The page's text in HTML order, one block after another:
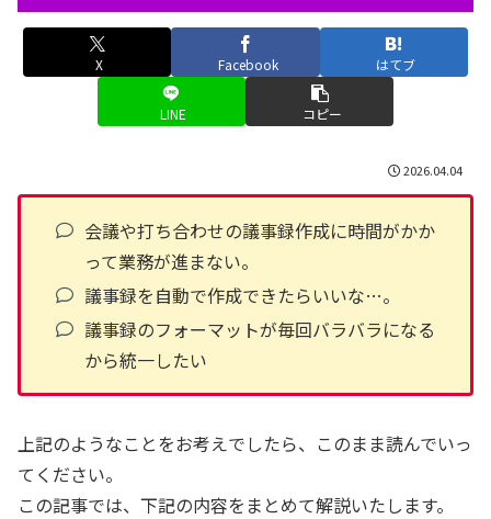
X Facebook はてブ
LINE コピー
2026.04.04
会議や打ち合わせの議事録作成に時間がかか
って業務が進まない。
議事録を自動で作成できたらいいな…。
議事録のフォーマットが毎回バラバラになる
から統一したい
上記のようなことをお考えでしたら、このまま読んでいっ
てください。
この記事では、下記の内容をまとめて解説いたします。